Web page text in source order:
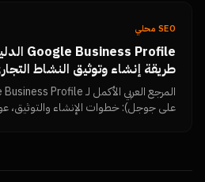
SEO محلي
طريقة إنشاء وتوثيق النشاط
في خرائط جوجل بتقييمات 5 نجوم
على جوجل): خطوات الإنشاء والتوثيق،